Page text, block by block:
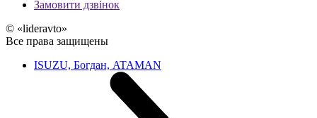
Замовити дзвінок
© «lideravto»
Все права защищены
ISUZU, Богдан, ATAMAN